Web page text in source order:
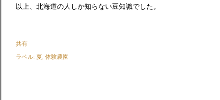
以上、北海道の人しか知らない豆知識でした。
共有
ラベル: 夏 体験農園